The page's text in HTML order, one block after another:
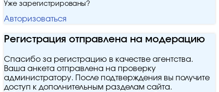
Уже зарегистрированы?
Авторизоваться
Регистрация отправлена на модерацию
Спасибо за регистрацию в качестве агентства.
Ваша анкета отправлена на проверку
администратору. После подтверждения вы получите
доступ к дополнительным разделам сайта.